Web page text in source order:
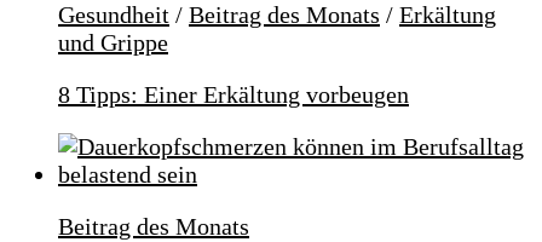
Gesundheit / Beitrag des Monats / Erkältung
und Grippe
8 Tipps: Einer Erkältung vorbeugen
Beitrag des Monats